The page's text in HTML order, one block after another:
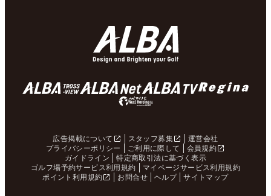
広告掲載について スタッフ募集
運営会社
プライバシーポリシー
ご利用に際して
会員規約
ガイドライン
特定商取引法に基づく表示
ゴルフ場予約サービス利用規約
マイページサービス利用規約
ポイント利用規約
お問合せ ヘルプ サイトマップ